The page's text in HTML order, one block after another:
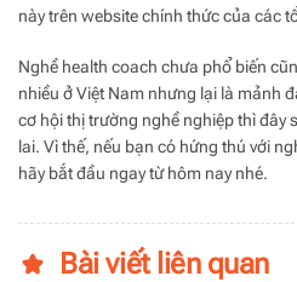
này trên website chính thức của các
Nghề health coach chưa phổ biến
nhiều ở Việt Nam nhưng lại là mảnh
cơ hội thị trường nghề nghiệp thì đây
lai. Vì thế, nếu bạn có hứng thú với
hãy bắt đầu ngay từ hôm nay nhé.
Bài viết liên quan